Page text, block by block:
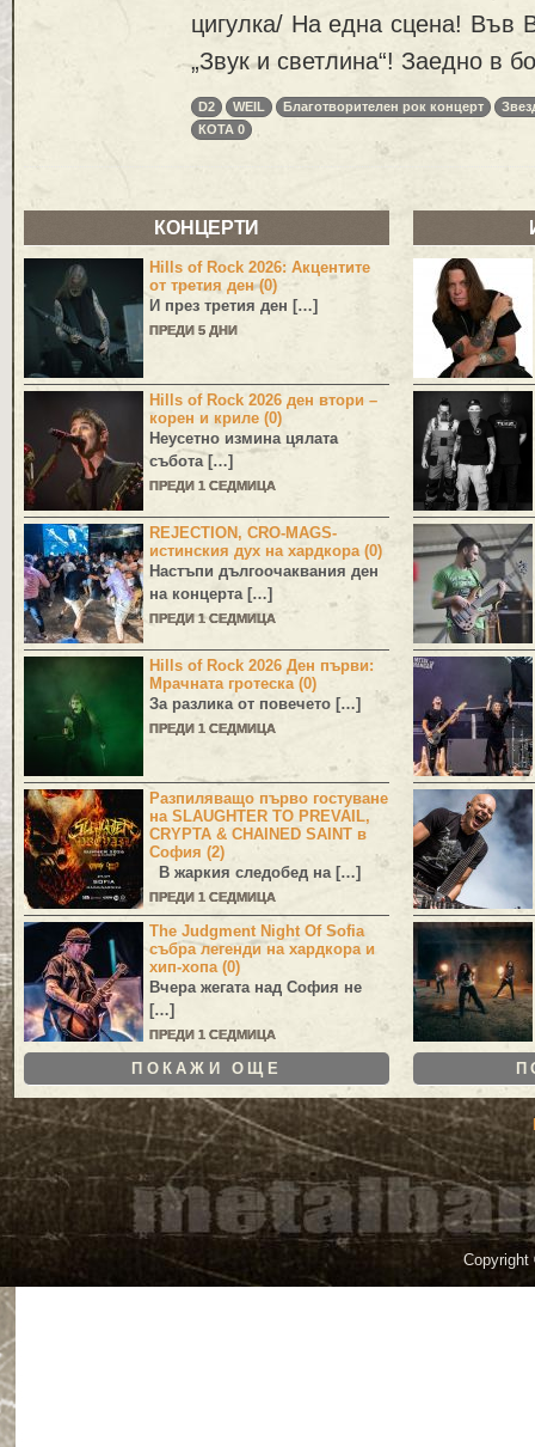
цигулка/ На една сцена! Във
„Звук и светлина“! Заедно в
D2 WEIL Благотворителен рок концерт
КОТА 0
КОНЦЕРТИ
Hills of Rock 2026: Акцентите
от третия ден (0)
И през третия ден […]
ПРЕДИ 5 ДНИ
Hills of Rock 2026 ден втори –
корен и криле (0)
Неусетно измина цялата
събота […]
ПРЕДИ 1 СЕДМИЦА
REJECTION, CRO-MAGS-
истинския дух на хардкора (0)
Настъпи дългоочаквания ден
на концерта […]
ПРЕДИ 1 СЕДМИЦА
Hills of Rock 2026 Ден първи:
Мрачната гротеска (0)
За разлика от повечето […]
ПРЕДИ 1 СЕДМИЦА
Разпиляващо първо гостуване
на SLAUGHTER TO PREVAIL,
CRYPTA & CHAINED SAINT в
София (2)
В жаркия следобед на […]
ПРЕДИ 1 СЕДМИЦА
The Judgment Night Of Sofia
събра легенди на хардкора и
хип-хопа (0)
Вчера жегата над София не
[…]
ПРЕДИ 1 СЕДМИЦА
ПОКАЖИ ОЩЕ